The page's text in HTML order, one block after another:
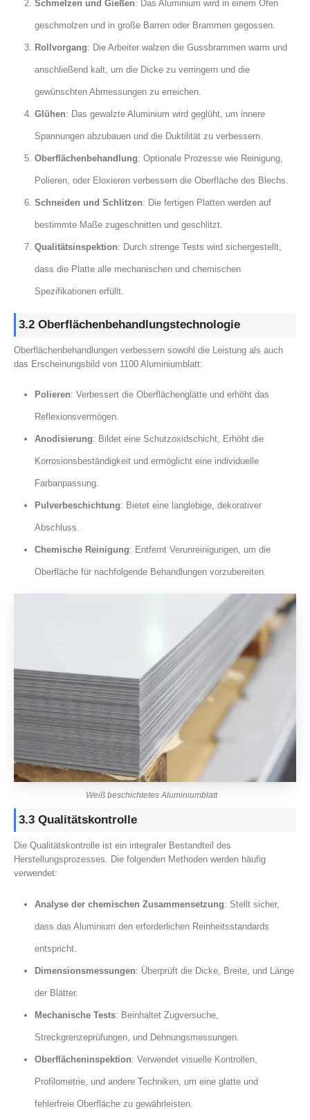
Schmelzen und Gießen: Das Aluminium wird in einem Ofen
geschmolzen und in große Barren oder Brammen gegossen.
Rollvorgang: Die Arbeiter walzen die Gussbrammen warm und
anschließend kalt, um die Dicke zu verringern und die
gewünschten Abmessungen zu erreichen.
Glühen: Das gewalzte Aluminium wird geglüht, um innere
Spannungen abzubauen und die Duktilität zu verbessern.
Oberflächenbehandlung: Optionale Prozesse wie Reinigung,
Polieren, oder Eloxieren verbessern die Oberfläche des Blechs.
Schneiden und Schlitzen: Die fertigen Platten werden auf
bestimmte Maße zugeschnitten und geschlitzt.
Qualitätsinspektion: Durch strenge Tests wird sichergestellt,
dass die Platte alle mechanischen und chemischen
Spezifikationen erfüllt.
3.2 Oberflächenbehandlungstechnologie
Oberflächenbehandlungen verbessern sowohl die Leistung als auch
das Erscheinungsbild von 1100 Aluminiumblatt:
Polieren: Verbessert die Oberflächenglätte und erhöht das
Reflexionsvermögen.
Anodisierung: Bildet eine Schutzoxidschicht, Erhöht die
Korrosionsbeständigkeit und ermöglicht eine individuelle
Farbanpassung.
Pulverbeschichtung: Bietet eine langlebige, dekorativer
Abschluss.
Chemische Reinigung: Entfernt Verunreinigungen, um die
Oberfläche für nachfolgende Behandlungen vorzubereiten.
Weiß beschichtetes Aluminiumblatt
3.3 Qualitätskontrolle
Die Qualitätskontrolle ist ein integraler Bestandteil des
Herstellungsprozesses. Die folgenden Methoden werden häufig
verwendet:
Analyse der chemischen Zusammensetzung: Stellt sicher,
dass das Aluminium den erforderlichen Reinheitsstandards
entspricht.
Dimensionsmessungen: Überprüft die Dicke, Breite, und Länge
der Blätter.
Mechanische Tests: Beinhaltet Zugversuche,
Streckgrenzeprüfungen, und Dehnungsmessungen.
Oberflächeninspektion: Verwendet visuelle Kontrollen,
Profilometrie, und andere Techniken, um eine glatte und
fehlerfreie Oberfläche zu gewährleisten.